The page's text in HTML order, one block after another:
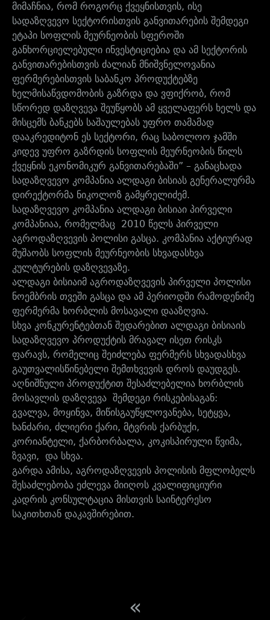
მიმაჩნია, რომ როგორც ქვეყნისთვის, ისე
სადაზღვევო სექტორისთვის განვითარების შემდეგი
ეტაპი სოფლის მეურნეობის სფეროში
განხორციელებული ინვესტიციებია და ამ სექტორის
განვითარებისთვის ძალიან მნიშვნელოვანია
ფერმერებისთვის საბანკო პროდუქტებზე
ხელმისაწვდომობის გაზრდა და ვფიქრობ, რომ
სწორედ დაზღვევა შეუწყობს ამ ყველაფერს ხელს და
მისცემს ბანკებს საშაულებას უფრო თამამად
დააკრედიტონ ეს სექტორი, რაც საბოლოო ჯამში
კიდევ უფრო გაზრდის სოფლის მეურნეობის წილს
ქვეყნის ეკონომიკურ განვითარებაში” – განაცხადა
სადაზღვევო კომპანია ალდაგი ბისიას გენერალურმა
დირექტორმა ნიკოლოზ გამყრელიძემ.
სადაზღვევო კომპანია ალდაგი ბისიაი პირველი
კომპანიაა, რომელმაც 2010 წელს პირველი
აგროდაზღვევის პოლისი გასცა. კომპანია აქტიურად
მუშაობს სოფლის მეურნეობის სხვადასხვა
კულტურების დაზღვევაზე.
ალდაგი ბისიაიმ აგროდაზღვევის პირველი პოლისი
ნოემბრის თვეში გასცა და ამ პერიოდში რამოდენიმე
ფერმერმა ხორბლის მოსავალი დააზღვია.
სხვა კონკურენტებთან შედარებით ალდაგი ბისიაის
სადაზღვევო პროდუქტის მრავალ ისეთ რისკს
ფარავს, რომელიც შეიძლება ფერმერს სხვადასხვა
გაუთვალისწინებელი შემთხვევის დროს დაუდგეს.
აღნიშნული პროდუქტით შესაძლებელია ხორბლის
მოსავლის დაზღვევა შემდეგი რისკებისაგან:
გვალვა, მოყინვა, მიწისგაუწყლოვანება, სეტყვა,
ხანძარი, ძლიერი ქარი, მტვრის ქარბუქი,
კორიანტელი, ქარბორბალა, კოკისპირული წვიმა,
ზვავი, და სხვა.
გარდა ამისა, აგროდაზღვევის პოლისის მფლობელს
შესაძლებობა ეძლევა მიიღოს კვალიფიციური
კადრის კონსულტაცია მისთვის საინტერესო
საკითხთან დაკავშირებით.
«